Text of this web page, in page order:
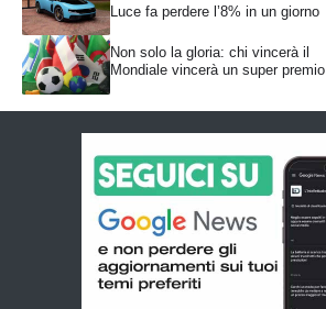
Luce fa perdere l’8% in un giorno
Non solo la gloria: chi vincerà il
Mondiale vincerà un super premio